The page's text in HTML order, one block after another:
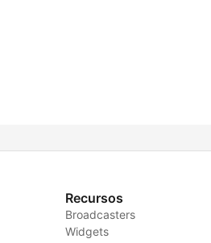
Recursos
Broadcasters
Widgets